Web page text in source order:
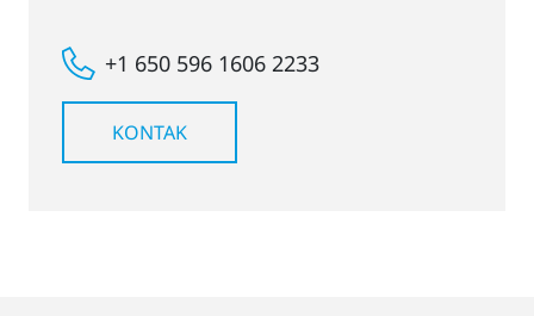
+1 650 596 1606 2233
KONTAK